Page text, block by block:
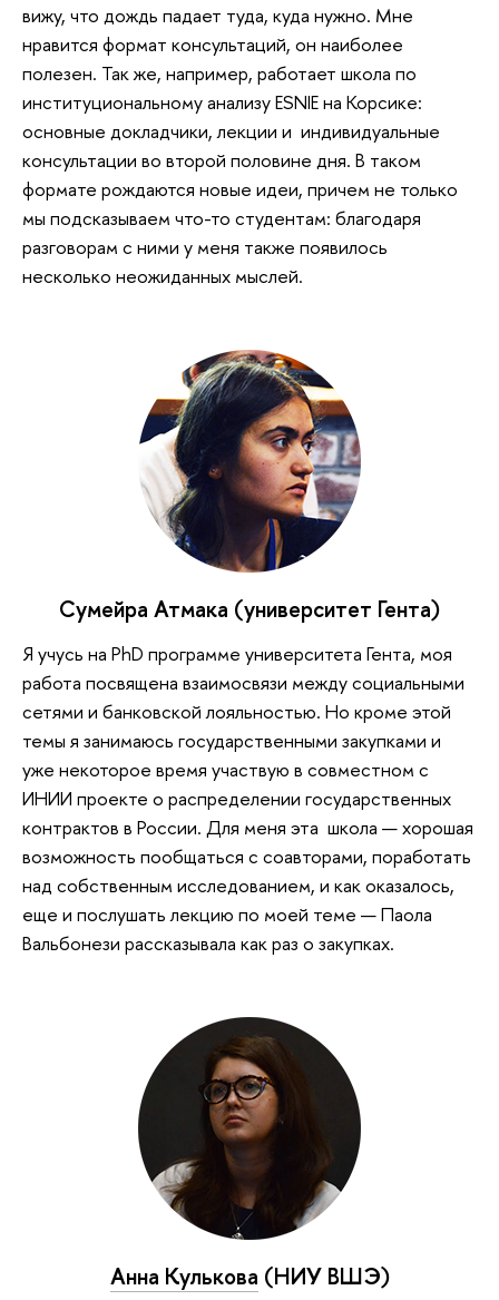
вижу, что дождь падает туда, куда нужно. Мне
нравится формат консультаций, он наиболее
полезен. Так же, например, работает школа по
институциональному анализу ESNIE на Корсике:
основные докладчики, лекции и индивидуальные
консультации во второй половине дня. В таком
формате рождаются новые идеи, причем не только
мы подсказываем что-то студентам: благодаря
разговорам с ними у меня также появилось
несколько неожиданных мыслей.
Сумейра Атмака (университет Гента)
Я учусь на PhD программе университета Гента, моя
работа посвящена взаимосвязи между социальными
сетями и банковской лояльностью. Но кроме этой
темы я занимаюсь государственными закупками и
уже некоторое время участвую в совместном с
ИНИИ проекте о распределении государственных
контрактов в России. Для меня эта школа — хорошая
возможность пообщаться с соавторами, поработать
над собственным исследованием, и как оказалось,
еще и послушать лекцию по моей теме — Паола
Вальбонези рассказывала как раз о закупках.
Анна Кулькова (НИУ ВШЭ)